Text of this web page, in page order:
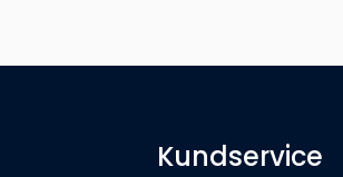
Kundservice